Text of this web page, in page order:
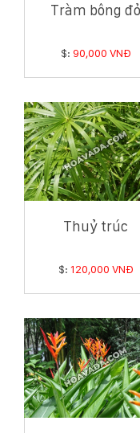
Tràm bông đỏ
$: 90,000 VNĐ
Thuỷ trúc
$: 120,000 VNĐ